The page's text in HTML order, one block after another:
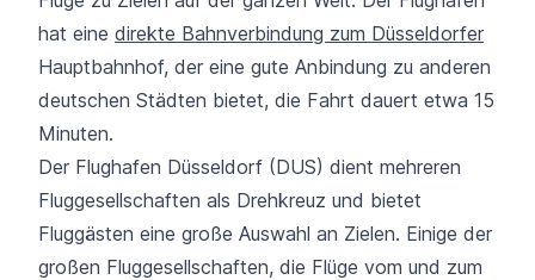
hat eine direkte Bahnverbindung zum Düsseldorfer
Hauptbahnhof, der eine gute Anbindung zu anderen
deutschen Städten bietet, die Fahrt dauert etwa 15
Minuten.
Der Flughafen Düsseldorf (DUS) dient mehreren
Fluggesellschaften als Drehkreuz und bietet
Fluggästen eine große Auswahl an Zielen. Einige der
großen Fluggesellschaften, die Flüge vom und zum